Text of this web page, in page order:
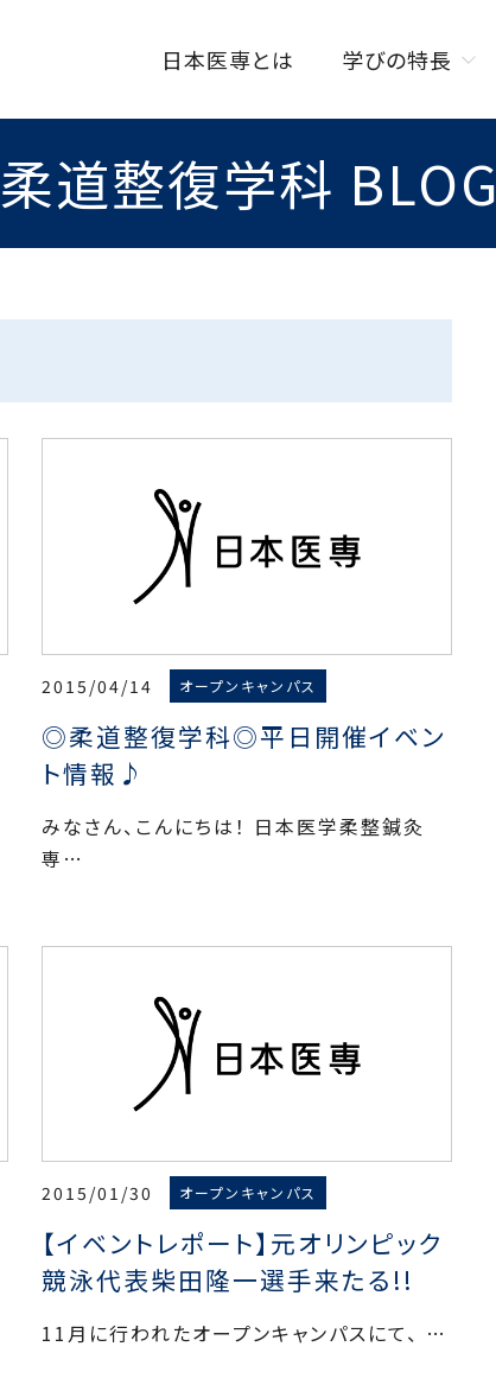
日本医専とは 学びの特長
学びの特長トップ
オンラインを活用した
海外研修制度
柔道整復学科 BLOG
2015/04/14 オープンキャンパス
◎柔道整復学科◎平日開催イベン
ト情報♪
みなさん、こんにちは！ 日本医学柔整鍼灸
専…
2015/01/30 オープンキャンパス
【イベントレポート】元オリンピック
競泳代表柴田隆一選手来たる!!
11月に行われたオープンキャンパスにて、 …